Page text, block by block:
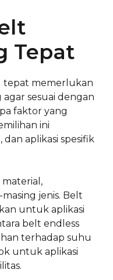
Tepat
tepat memerlukan
sesuai dengan
faktor yang
ini
aplikasi spesifik
jenis. Belt
untuk aplikasi
belt endless
terhadap suhu
untuk aplikasi